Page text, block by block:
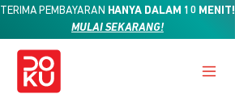
TERIMA PEMBAYARAN HANYA DALAM 10 MENIT!
MULAI SEKARANG!